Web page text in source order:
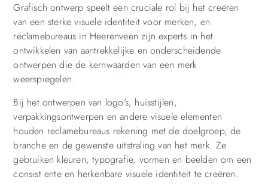
Grafisch ontwerp speelt een cruciale rol bij het creëren
van een sterke visuele identiteit voor merken, en
reclamebureaus in Heerenveen zijn experts in het
ontwikkelen van aantrekkelijke en onderscheidende
ontwerpen die de kernwaarden van een merk
weerspiegelen.
Bij het ontwerpen van logo’s, huisstijlen,
verpakkingsontwerpen en andere visuele elementen
houden reclamebureaus rekening met de doelgroep, de
branche en de gewenste uitstraling van het merk. Ze
gebruiken kleuren, typografie, vormen en beelden om een
consist ente en herkenbare visuele identiteit te creëren.